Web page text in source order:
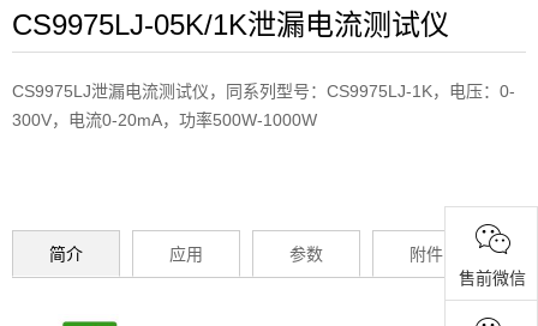
CS9975LJ-05K/1K泄漏电流测试仪
CS9975LJ泄漏电流测试仪，同系列型号：CS9975LJ-1K，电压：0-
300V，电流0-20mA，功率500W-1000W
简介 应用 参数 附件
售前微信